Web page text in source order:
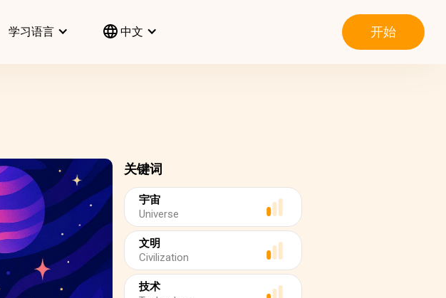
学习语言 中文 开始
关键词
宇宙
Universe
文明
Civilization
技术